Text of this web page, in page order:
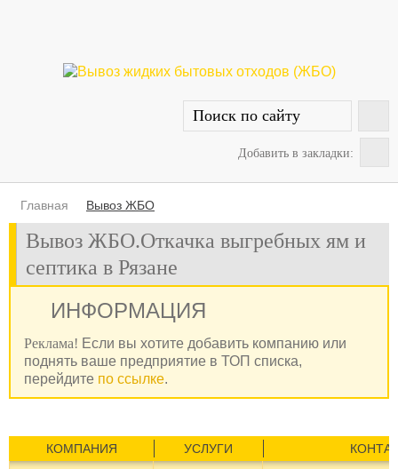
Добавить в закладки:
Главная Вывоз ЖБО
Вывоз ЖБО.Откачка выгребных ям и
септика в Рязане
ИНФОРМАЦИЯ
Реклама! Если вы хотите добавить компанию или
поднять ваше предприятие в ТОП списка,
перейдите по ссылке.
КОМПАНИЯ УСЛУГИ